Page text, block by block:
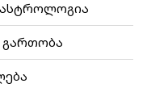
გართობა